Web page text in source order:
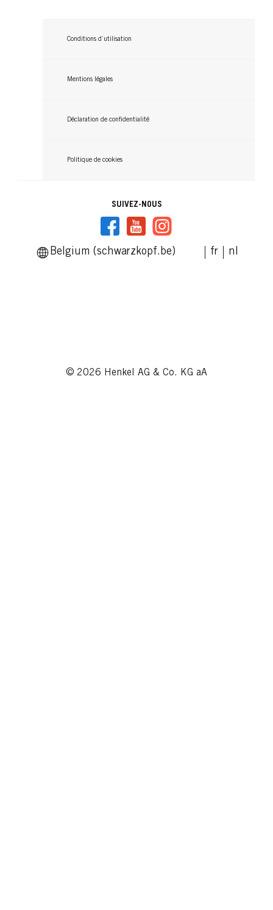
BLONDE
L101 Platinum Blond
Conditions d’utilisation
Mentions légales
Déclaration de confidentialité
Politique de cookies
SUIVEZ-NOUS
Belgium (schwarzkopf.be) fr nl
© 2026 Henkel AG & Co. KG aA